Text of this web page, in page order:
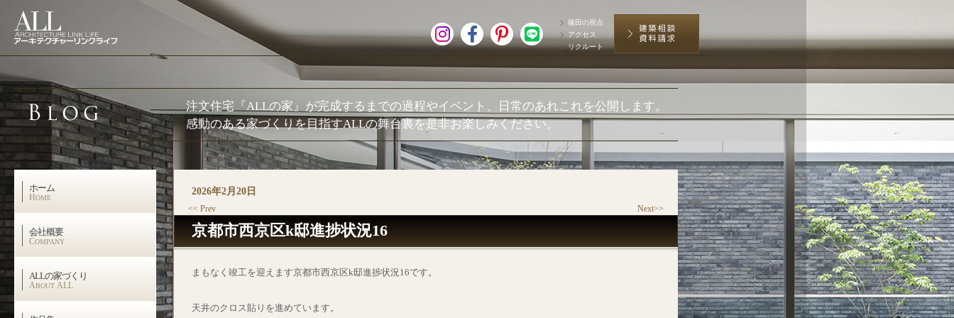
篠田の視点
アクセス
リクルート
注文住宅『ALLの家』が完成するまでの過程やイベント、日常のあれこれを公開します。
感動のある家づくりを目指すALLの舞台裏を是非お楽しみください。
ホーム
HOME
会社概要
COMPANY
ALLの家づくり
ABOUT ALL
2026年2月20日
<< Prev Next>>
京都市西京区k邸進捗状況16
まもなく竣工を迎えます京都市西京区k邸進捗状況16です。
天井のクロス貼りを進めています。